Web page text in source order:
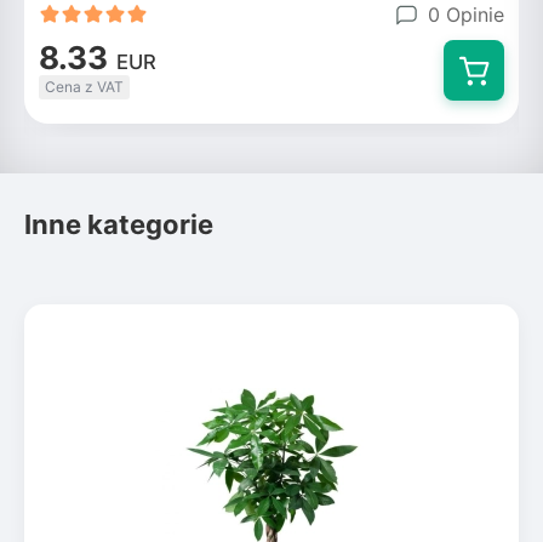
0 Opinie
8.33 EUR
Cena z VAT
Inne kategorie